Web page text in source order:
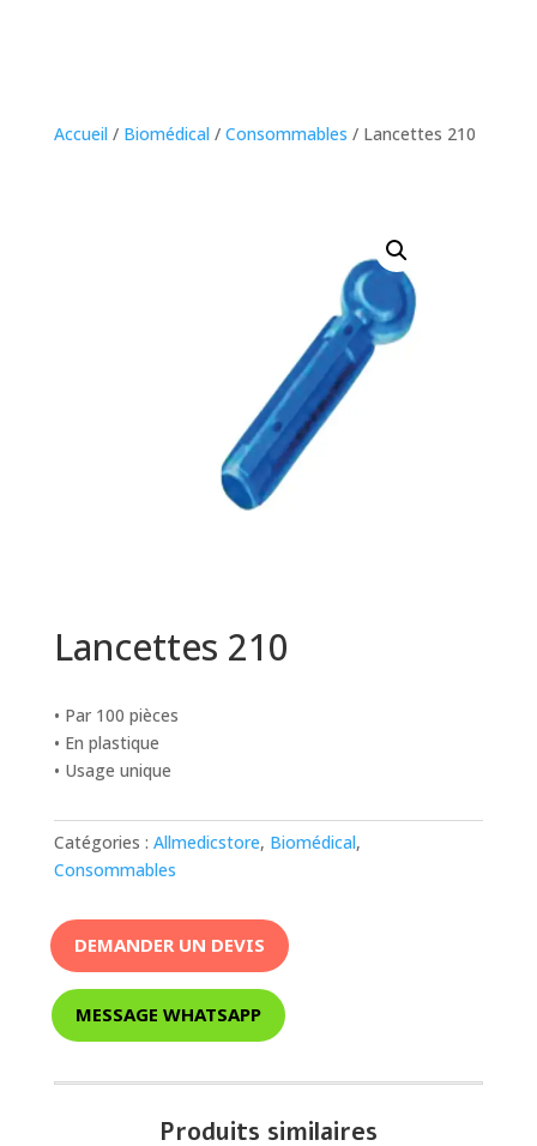
Accueil / Biomédical / Consommables / Lancettes 210
Lancettes 210
• Par 100 pièces
• En plastique
• Usage unique
Catégories : Allmedicstore, Biomédical,
Consommables
DEMANDER UN DEVIS
MESSAGE WHATSAPP
Produits similaires